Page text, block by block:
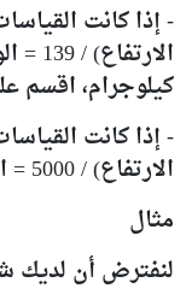
- إذا كانت
كيلوجرام، اقسم على
- إذا كانت
الارتفاع) / 5000 = الوزن الحجمي بالكيلوجرام.
مثال
لنفترض أن لديك شحنة